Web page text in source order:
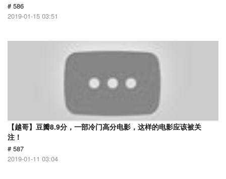
# 586
2019-01-15 03:51
【越哥】豆瓣8.9分，一部冷门高分电影，这样的电影应该被关
注！
# 587
2019-01-11 03:04